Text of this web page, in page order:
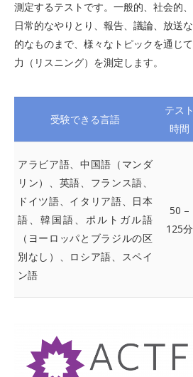
測定するテストです。一般的、社会的
日常的なやりとり、報告、議論、放送
的なものまで、様々なトピックを通じ
力（リスニング）を測定します。
受験できる言語
テスト
時間
アラビア語、中国語（マンダ
リン）、英語、フランス語、
ドイツ語、イタリア語、日本
語、韓国語、ポルトガル語
（ヨーロッパとブラジルの区
別なし）、ロシア語、スペイ
ン語
50 –
125分